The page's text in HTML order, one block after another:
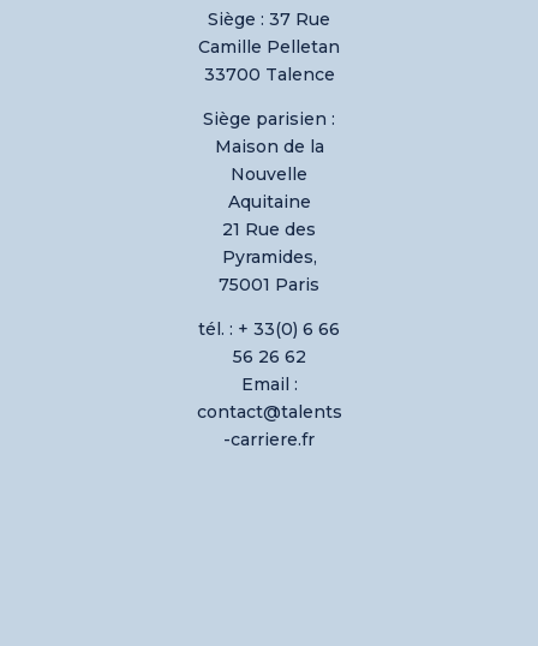
Siège : 37 Rue
Camille Pelletan
33700 Talence
Siège parisien :
Maison de la
Nouvelle
Aquitaine
21 Rue des
Pyramides,
75001 Paris
tél. : + 33(0) 6 66
56 26 62
Email :
contact@talents
-carriere.fr